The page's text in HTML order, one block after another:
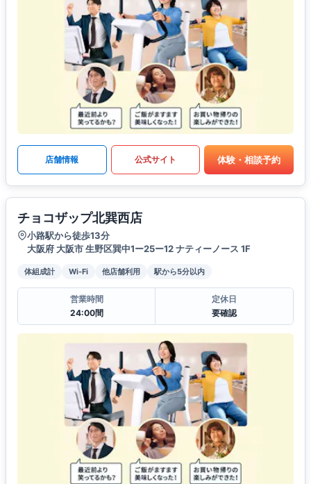
店舗情報 公式サイト 体験・相談予約
チョコザップ北巽西店
小路駅から徒歩13分
大阪府 大阪市 生野区巽中1ー25ー12 ナティーノース 1F
体組成計 Wi-Fi 他店舗利用 駅から5分以内
営業時間
24:00間
定休日
要確認